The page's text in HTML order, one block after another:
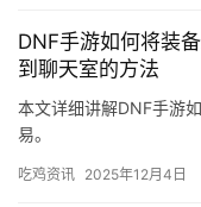
DNF手游如何将装
到聊天室的方法
本文详细讲解DNF手游
易。
吃鸡资讯 2025年12月4日